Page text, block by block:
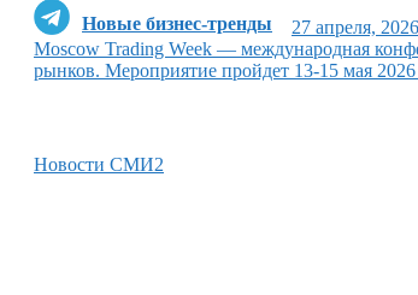
Новые бизнес-тренды
27 апреля, 2026
Moscow Trading Week — международная
рынков. Мероприятие пройдет 13-15 мая
Новости СМИ2